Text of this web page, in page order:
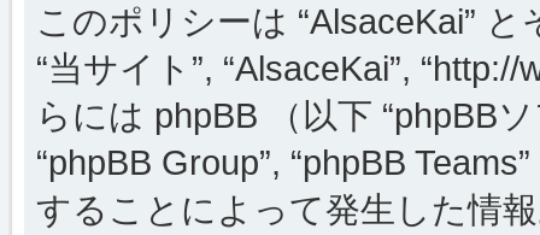
このポリシーは “AlsaceKai” と
“当サイト”, “AlsaceKai”,
らには phpBB （以下 “phpBB
“phpBB Group”, “phpBB
することによって発生した情